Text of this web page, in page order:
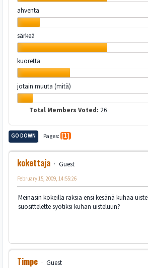
ahventa
särkeä
kuoretta
jotain muuta (mitä)
Total Members Voted: 26
GO DOWN Pages 1
kokettaja Guest
February 15, 2009, 14:55:26
Meinasin kokeilla raksia ensi kesänä kuhaa
suosittelette syötiksi kuhan uisteluun?
Timpe
Guest